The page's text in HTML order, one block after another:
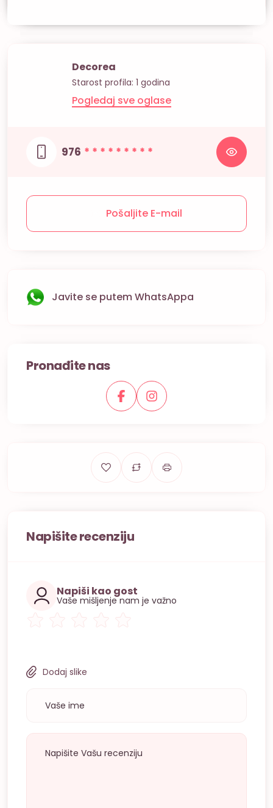
Decorea
Starost profila: 1 godina
Pogledaj sve oglase
976 * * * * * * * * *
Pošaljite E-mail
Javite se putem WhatsAppa
Pronađite nas
Napišite recenziju
Napiši kao gost
Vaše mišljenje nam je važno
Dodaj slike